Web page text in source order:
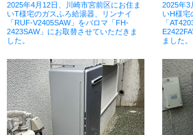
2025年4月12日、川崎市宮前区にお住ま
いT様宅のガスふろ給湯器、リンナイ
「RUF-V2405SAW」をパロマ「FH-
2423SAW」にお取替させていただきま
した。
2025年3
いH様宅
「
ました。